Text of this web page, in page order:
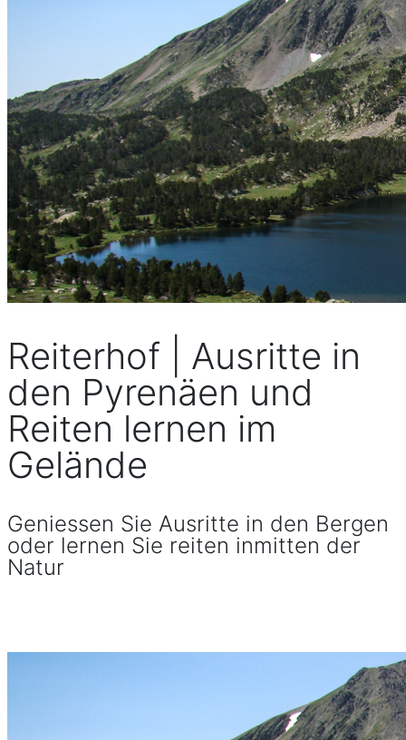
Reiterhof | Ausritte in
den Pyrenäen und
Reiten lernen im
Gelände
Geniessen Sie Ausritte in den Bergen
oder lernen Sie reiten inmitten der
Natur